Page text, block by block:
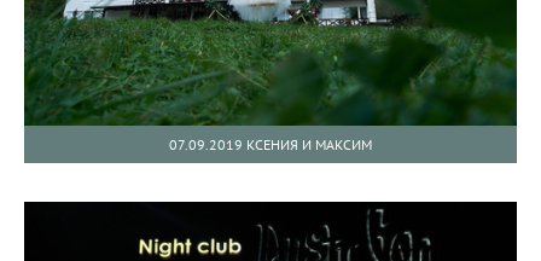
07.09.2019 КСЕНИЯ И МАКСИМ